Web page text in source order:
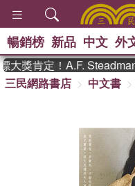
暢銷榜 新品 中文 外
獎肯定！A.F.
三民網路書店
中文書